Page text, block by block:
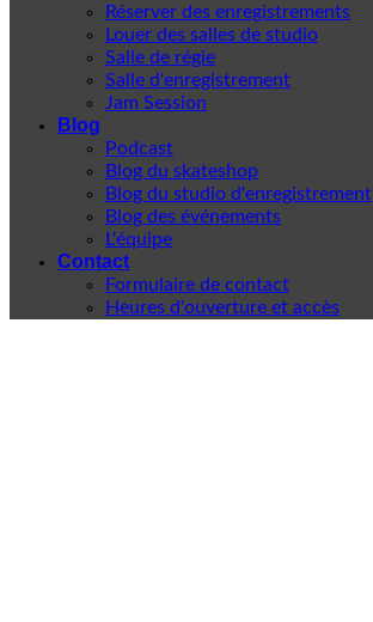
Réserver des enregistrements
Louer des salles de studio
Salle de régie
Salle d'enregistrement
Jam Session
Blog
Podcast
Blog du skateshop
Blog du studio d'enregistrement
Blog des événements
L'équipe
Contact
Formulaire de contact
Heures d'ouverture et accès